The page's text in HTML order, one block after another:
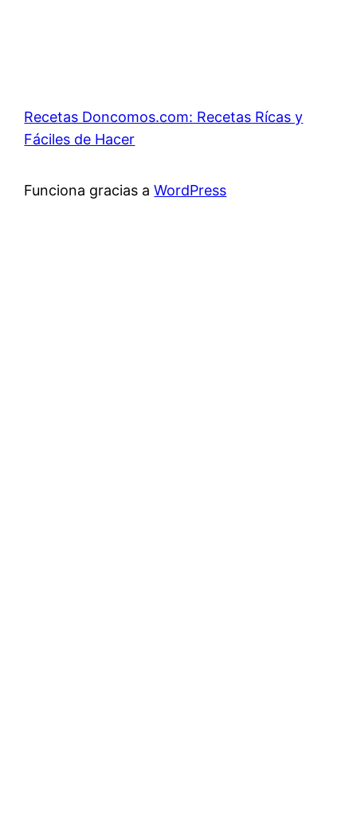
Recetas Doncomos.com: Recetas Rícas y
Fáciles de Hacer
Funciona gracias aWordPress